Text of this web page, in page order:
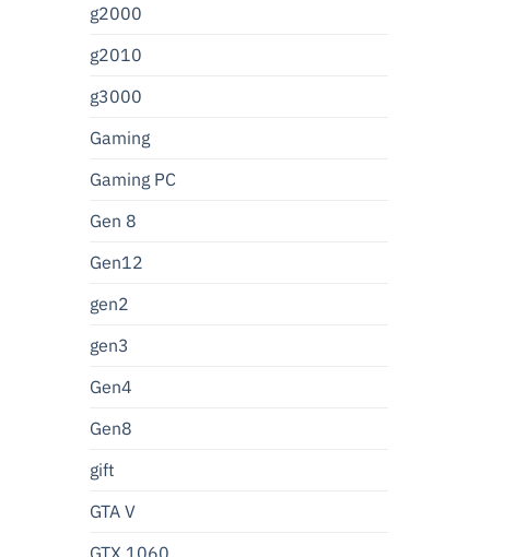
g2000
g2010
g3000
Gaming
Gaming PC
Gen 8
Gen12
gen2
gen3
Gen4
Gen8
gift
GTA V
GTX 1060